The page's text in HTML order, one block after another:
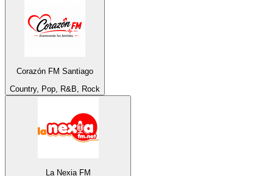
Corazón FM Santiago
Country, Pop, R&B, Rock
La Nexia FM